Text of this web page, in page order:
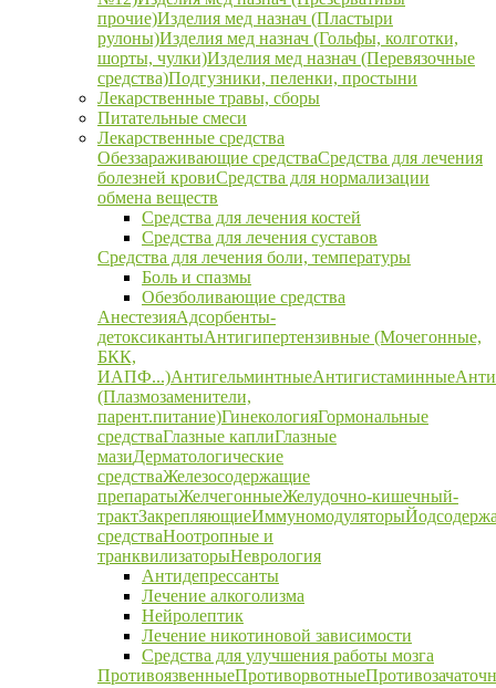
прочие)Изделия мед назнач (Пластыри
рулоны)Изделия мед назнач (Гольфы, колготки,
шорты, чулки)Изделия мед назнач (Перевязочные
средства)Подгузники, пеленки, простыни
Лекарственные травы, сборы
Питательные смеси
Лекарственные средства
Обеззараживающие средстваСредства для лечения
болезней кровиСредства для нормализации
обмена веществ
Средства для лечения костей
Средства для лечения суставов
Средства для лечения боли, температуры
Боль и спазмы
Обезболивающие средства
АнестезияАдсорбенты-
детоксикантыАнтигипертензивные (Мочегонные,
БКК,
ИАПФ...)АнтигельминтныеАнтигистаминные
(Плазмозаменители,
парент.питание)ГинекологияГормональные
средстваГлазные каплиГлазные
мазиДерматологические
средстваЖелезосодержащие
препаратыЖелчегонныеЖелудочно-кишечный-
трактЗакрепляющиеИммуномодуляторы
средстваНоотропные и
транквилизаторыНеврология
Антидепрессанты
Лечение алкоголизма
Нейролептик
Лечение никотиновой зависимости
Средства для улучшения работы мозга
ПротивоязвенныеПротиворвотные